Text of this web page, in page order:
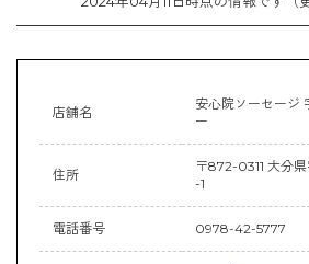
店舗名
安心院ソーセージ
ー
住所
〒872-0311 大分
-1
電話番号 0978-42-5777